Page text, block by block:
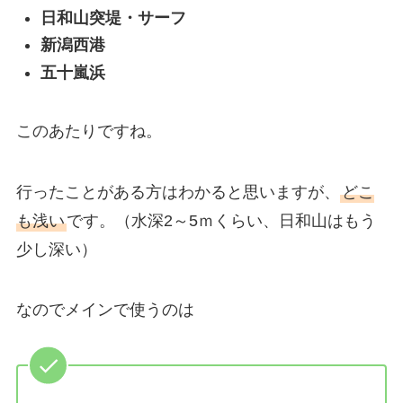
日和山突堤・サーフ
新潟西港
五十嵐浜
このあたりですね。
行ったことがある方はわかると思いますが、 どこ
も浅いです。（水深2～5ｍくらい、日和山はもう
少し深い）
なのでメインで使うのは